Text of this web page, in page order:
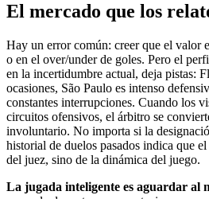
El mercado que los
Hay un error común: creer que el valor
o en el over/under de goles. Pero el
en la incertidumbre actual, deja pistas:
ocasiones, São Paulo es intenso
constantes interrupciones. Cuando los
circuitos ofensivos, el árbitro se
involuntario. No importa si la
historial de duelos pasados indica que
del juez, sino de la dinámica del juego.
La jugada inteligente es aguardar al